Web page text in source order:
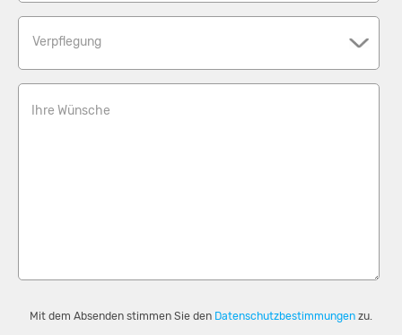
Verpflegung
Ihre Wünsche
Mit dem Absenden stimmen Sie den Datenschutzbestimmungen zu.